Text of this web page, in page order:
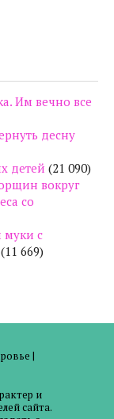
Им вечно все
десну
детей (21 090)
вокруг
со
муки с
(11 669)
|
и
сайта.